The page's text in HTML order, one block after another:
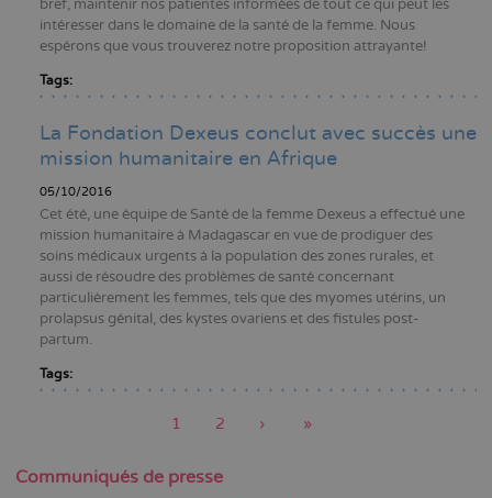
bref, maintenir nos patientes informées de tout ce qui peut les
intéresser dans le domaine de la santé de la femme. Nous
espérons que vous trouverez notre proposition attrayante!
Tags:
La Fondation Dexeus conclut avec succès une
mission humanitaire en Afrique
05/10/2016
Cet été, une équipe de Santé de la femme Dexeus a effectué une
mission humanitaire à Madagascar en vue de prodiguer des
soins médicaux urgents à la population des zones rurales, et
aussi de résoudre des problèmes de santé concernant
particulièrement les femmes, tels que des myomes utérins, un
prolapsus génital, des kystes ovariens et des fistules post-
partum.
Tags:
Page
1 Page
2
Page
›
Dernière
»
Communiqués de presse